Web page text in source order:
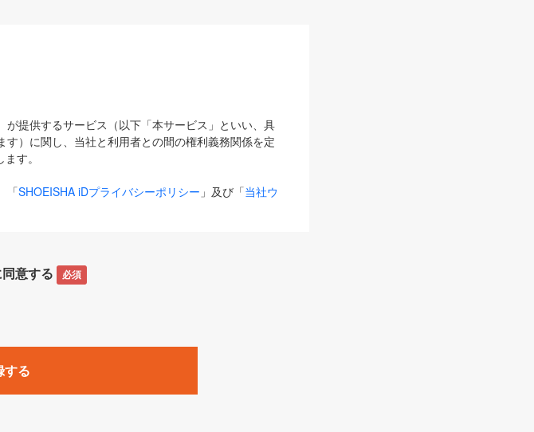
提供するサービス（以下「本サービス」といい、具
）に関し、当社と利用者との間の権利義務関係を定
す。
「SHOEISHA iDプライバシーポリシー 」及び「当社ウ
称や内容が変更された場合、変更後のサービスを含
ントやキャンペーンをいいます。
」「ECzine」「Biz/Zine」「HRzine」
意する 必須
する